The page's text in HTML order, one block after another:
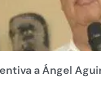
a Ángel